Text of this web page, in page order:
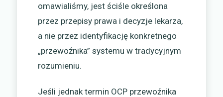
omawialiśmy, jest ściśle określona
przez przepisy prawa i decyzje lekarza,
a nie przez identyfikację konkretnego
„przewoźnika” systemu w tradycyjnym
rozumieniu.
Jeśli jednak termin OCP przewoźnika